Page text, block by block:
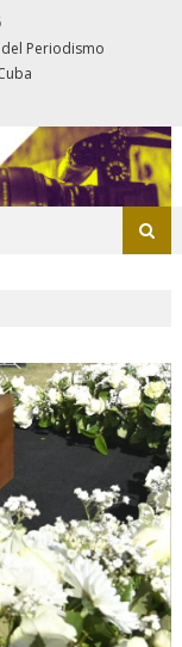
Periodismo